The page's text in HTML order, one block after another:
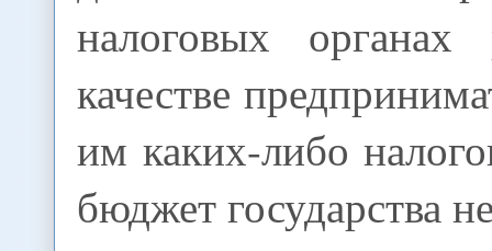
налоговых органах
качестве
им каких-либо
бюджет государства